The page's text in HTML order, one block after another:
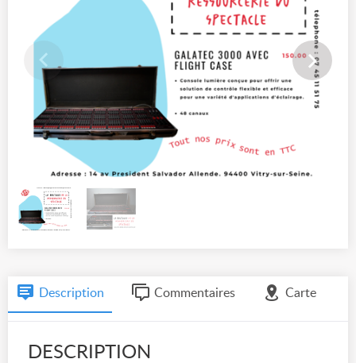
Description Commentaires Carte
DESCRIPTION